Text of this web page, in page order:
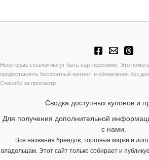
Некоторые ссылки могут быть партнёрскими. Это
предоставлять бесплатный контент и обновления без
Спасибо за просмотр
Сводка доступных купонов и
Для получения дополнительной
с нами.
Все названия брендов, торговые марки и
владельцам. Этот сайт только собирает и